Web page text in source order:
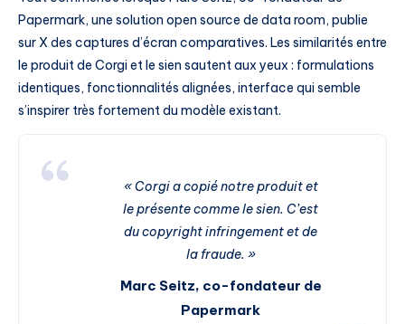
Papermark, une solution open source de data room, publie
sur X des captures d’écran comparatives. Les similarités entre
le produit de Corgi et le sien sautent aux yeux : formulations
identiques, fonctionnalités alignées, interface qui semble
s’inspirer très fortement du modèle existant.
« Corgi a copié notre produit et
le présente comme le sien. C’est
du copyright infringement et de
la fraude. »
Marc Seitz, co-fondateur de
Papermark